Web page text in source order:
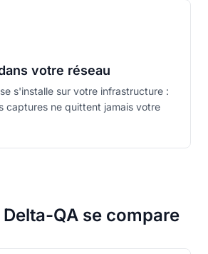
votre réseau
s'installe sur votre infrastructure :
captures ne quittent jamais votre
QA se compare